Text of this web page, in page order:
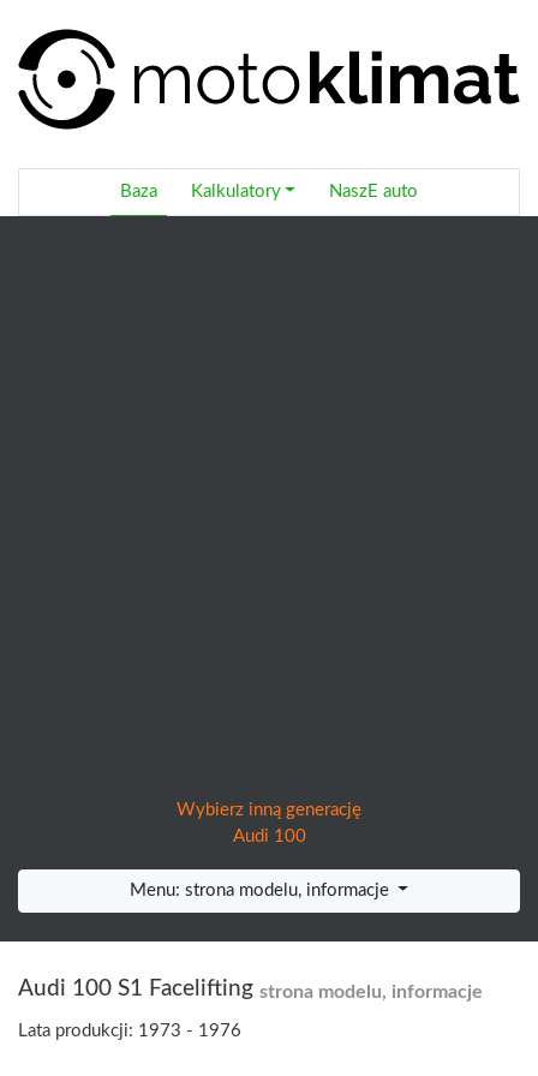
Baza Kalkulatory NaszE auto
Wybierz inną generację
Audi 100
Menu: strona modelu, informacje
Audi 100 S1 Facelifting strona modelu, informacje
Lata produkcji: 1973 - 1976